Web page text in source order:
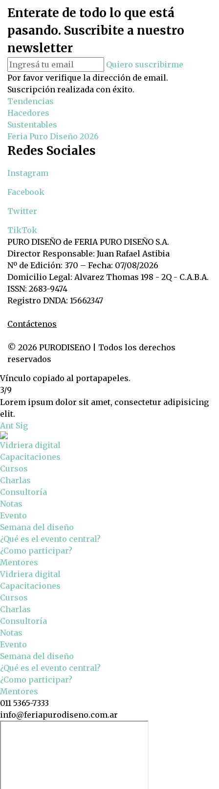
Enterate de todo lo que está
pasando. Suscribite a nuestro
newsletter
Quiero suscribirme
Por favor verifique la dirección de email.
Suscripción realizada con éxito.
Tendencias
Hacedores
Sustentables
Feria Puro Diseño 2026
Redes Sociales
Instagram
Facebook
Twitter
TikTok
PURO DISEÑO de FERIA PURO DISEÑO S.A.
Director Responsable: Juan Rafael Astibia
Nº de Edición: 370 – Fecha: 07/08/2026
Domicilio Legal: Alvarez Thomas 198 - 2Q - C.A.B.A.
ISSN: 2683-9474
Registro DNDA: 15662347
Contáctenos
© 2026 PURODISEñO | Todos los derechos
reservados
Vínculo copiado al portapapeles.
3/9
Lorem ipsum dolor sit amet, consectetur adipisicing
elit.
Ant Sig
Vidriera digital
Capacitaciones
Cursos
Charlas
Consultoría
Notas
Evento
Semana del diseño
¿Qué es el evento central?
¿Como participar?
Mentores
Vidriera digital
Capacitaciones
Cursos
Charlas
Consultoría
Notas
Evento
Semana del diseño
¿Qué es el evento central?
¿Como participar?
Mentores
011 5365-7333
info@feriapurodiseno.com.ar